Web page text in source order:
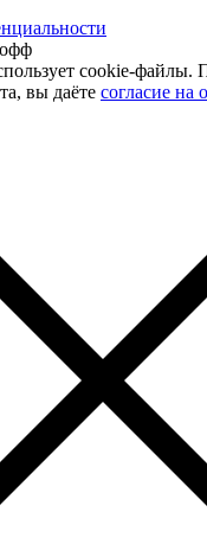
cookie-файлы.
вы даёте согласие на